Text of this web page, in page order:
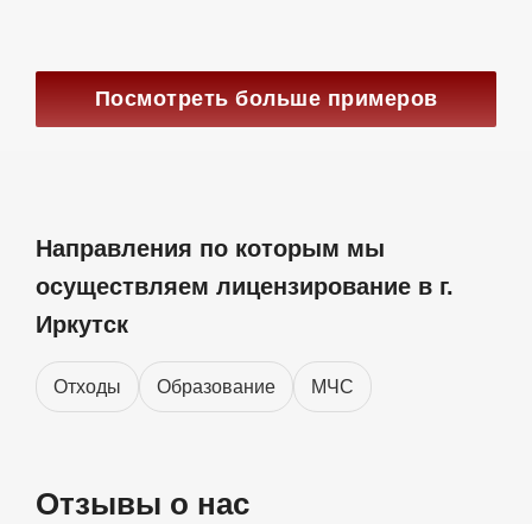
Посмотреть больше примеров
Направления по которым мы
осуществляем лицензирование в г.
Иркутск
Отходы Образование МЧС
Отзывы о нас